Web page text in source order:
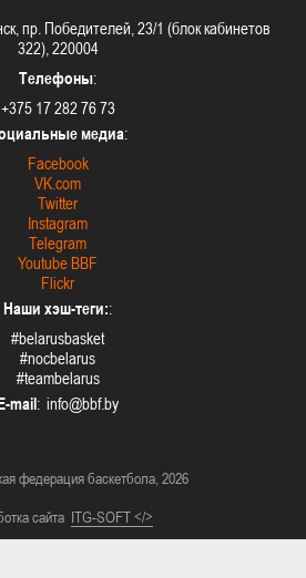
пр. Победителей, 23/1 (блок кабинетов
322), 220004
Телефоны:
+375 17 282 76 73
медиа:
Facebook
VK.com
Twitter
Instagram
Telegram
Youtube BBF
Flickr
Наши хэш-теги::
#belarusbasket
#nocbelarus
#teambelarus
mail:
федерация баскетбола, 2026
сайта ITG-SOFT </>